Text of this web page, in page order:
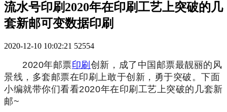
流水号印刷2020年在印刷工艺上突破的几
套新邮可变数据印刷
2020-12-10 10:02:21 52554
2020年邮票印刷 创新，成了中国邮票最靓丽的风
景线，多套邮票在印刷上敢于创新，勇于突破。下面
小编就带你们看看2020年在印刷工艺上突破的几套新
邮~